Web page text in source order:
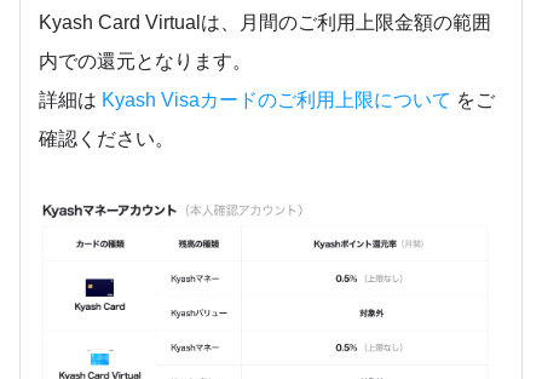
Kyash Card Virtualは、月間のご利用上限金額の範囲
内での還元となります。
詳細は Kyash Visaカードのご利用上限について をご
確認ください。